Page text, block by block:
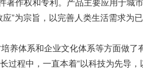
作权和专利。产品主要应用于城
”为宗旨，以完善人类生活需求为
体系和企业文化体系等方面做了
程中，一直本着“以科技为先导